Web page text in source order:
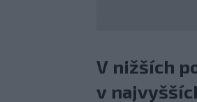
V nižších
v